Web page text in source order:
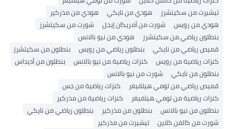
تيشيرت من سكيتشرز
هودي من نايكي
هودي من مذركير
هودي من رويس
شورت من أمريكان إيجل
شورت من سكيتشرز
بنطلون رياضي من سكيتشرز
هودي من نيو بالانس
قميص رياضي من نايكي
بنطلون رياضي من رويس
بنطلون من سكيتشرز
كنزات رياضية من رويس
كنزات رياضية من نيو بالانس
بنطلون من أديداس
بنطلون من نايكي
شورت من نيو بالانس
قميص رياضي من تومي هيلفيغر
كنزات رياضية من جس
كنزات رياضية من تومي هيلفيغر
كنزات رياضية من مذركير
بنطلون من نيو بالانس
بنطلون من مذركير
بنطلون رياضي من نايكي
شورت من كالفن كلاين
تيشيرت من مذركير